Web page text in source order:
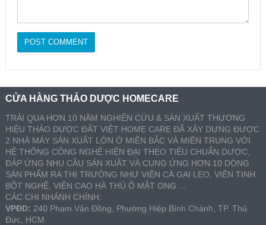
CỬA HÀNG THẢO DƯỢC HOMECARE
TRẢI QUA HƠN 10 NĂM NGHIÊN CỨU & SẢN XUẤT THƯƠNG
HIỆU THẢO DƯỢC ĐẤT VIỆT HOME CARE ĐÃ XÂY DỰNG ĐƯỢC
2 NHÀ MÁY SẢN XUẤT LỚN Ở MIỀN BẮC VÀ MIỀN TRUNG VỚI
HỆ THỐNG CÔNG NGHỆ HIỆN ĐẠI THEO TIÊU CHUẨN DƯỢC,
ĐÁP ỨNG NHU CẦU SẢN XUẤT VÀ CUNG ỨNG HƠN 10 DÒNG
SẢN PHẨM RA THỊ TRƯỜNG NHƯ VIÊN CÀ GAI LEO, VIÊN TINH
BỘT NGHỆ, VIÊN CAO HÀ THỦ Ô MẬT ONG ...
CÁC CHI NHÁNH CHÍNH:
VPĐD: 240 Phạm Văn Đồng, Phường Hiệp Bình Chánh, TP. Thủ
Đức, HCM